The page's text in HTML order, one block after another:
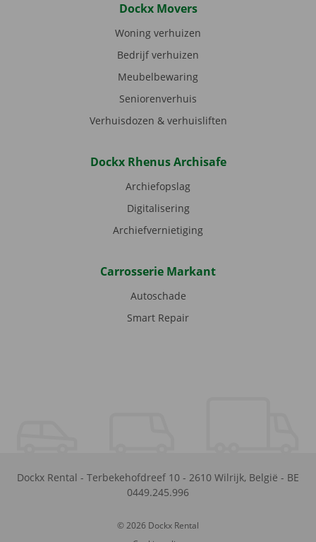
Dockx Movers
Woning verhuizen
Bedrijf verhuizen
Meubelbewaring
Seniorenverhuis
Verhuisdozen & verhuisliften
Dockx Rhenus Archisafe
Archiefopslag
Digitalisering
Archiefvernietiging
Carrosserie Markant
Autoschade
Smart Repair
Dockx Rental - Terbekehofdreef 10 - 2610 Wilrijk, België - BE
0449.245.996
© 2026 Dockx Rental